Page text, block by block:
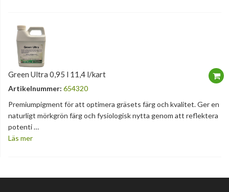
Green Ultra 0,95 l 11,4 l/kart
Artikelnummer: 654320
Premiumpigment för att optimera gräsets färg och kvalitet. Ger en
naturligt mörkgrön färg och fysiologisk nytta genom att reflektera
potenti …
Läs mer